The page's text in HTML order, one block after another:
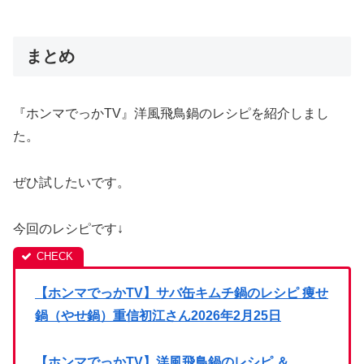
まとめ
『ホンマでっかTV』洋風飛鳥鍋のレシピを紹介しまし
た。
ぜひ試したいです。
今回のレシピです↓
【ホンマでっかTV】サバ缶キムチ鍋のレシピ 痩せ
鍋（やせ鍋）重信初江さん2026年2月25日